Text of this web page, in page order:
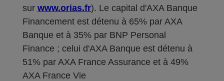
sur www.orias.fr). Le capital d'AXA Banque
Financement est détenu à 65% par AXA
Banque et à 35% par BNP Personal
Finance ; celui d'AXA Banque est détenu à
51% par AXA France Assurance et à 49%
AXA France Vie